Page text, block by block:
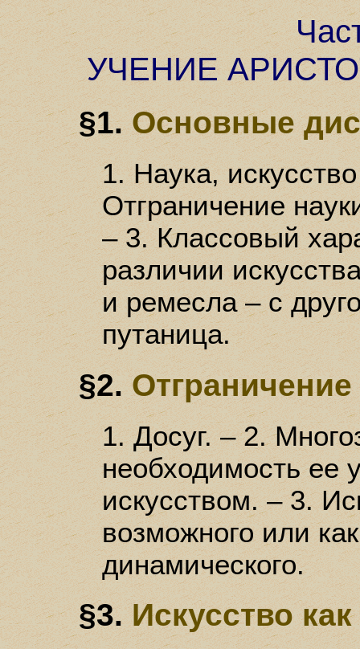
УЧЕНИЕ
§1.Основные
1. Наука,
Отграничение
– 3. Классовый
различии
и ремесла – с
путаница.
§2. Отграничение
1. Досуг. – 2.
необходимость ее
искусством. – 3.
возможного или
динамического.
§3. Искусство